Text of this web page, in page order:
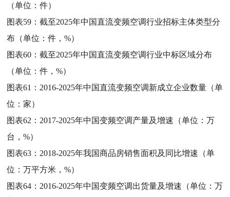
（单位：件）
图表59：截至2025年中国直流变频空调行业招标主体类型分
布（单位：件，%）
图表60：截至2025年中国直流变频空调行业中标区域分布
（单位：件，%）
图表61： 2016-2025年中国直流变频空调新成立企业数量（单
位：家）
图表62： 2017-2025年中国变频空调产量及增速（单位：万
台，%）
图表63： 2018-2025年我国商品房销售面积及同比增速（单
位：万平方米，%）
图表64： 2016-2025年中国变频空调出货量及增速（单位：万